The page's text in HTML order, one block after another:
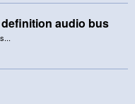
audio bus